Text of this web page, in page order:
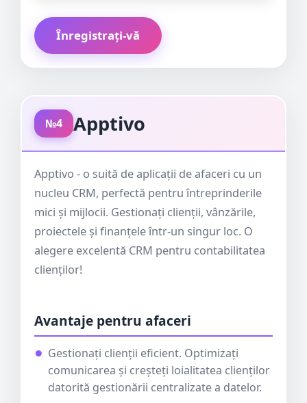
Înregistrați-vă
№4 Apptivo
Apptivo - o suită de aplicații de afaceri cu un
nucleu CRM, perfectă pentru întreprinderile
mici și mijlocii. Gestionați clienții, vânzările,
proiectele și finanțele într-un singur loc. O
alegere excelentă CRM pentru contabilitatea
clienților!
Avantaje pentru afaceri
Gestionați clienții eficient. Optimizați
comunicarea și creșteți loialitatea clienților
datorită gestionării centralizate a datelor.